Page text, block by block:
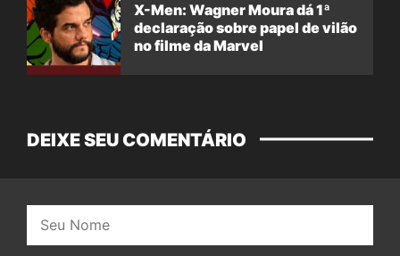
X-Men: Wagner Moura dá 1ª
declaração sobre papel de vilão
no filme da Marvel
DEIXE SEU COMENTÁRIO